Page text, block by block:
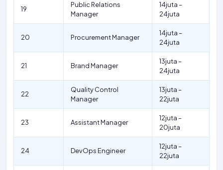
19
Public Relations
Manager
14juta –
24juta
20 Procurement Manager
14juta –
24juta
21 Brand Manager
13juta –
24juta
22
Quality Control
Manager
13juta –
22juta
23 Assistant Manager
12juta –
20juta
24 DevOps Engineer
12juta –
22juta